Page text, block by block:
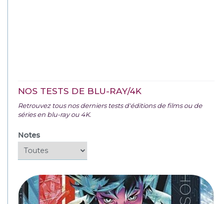
NOS TESTS DE BLU-RAY/4K
Retrouvez tous nos derniers tests d'éditions de films ou de
séries en blu-ray ou 4K.
Notes